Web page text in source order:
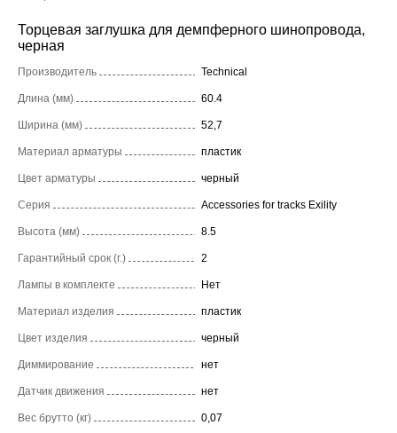
Торцевая заглушка для демпферного шинопровода,
черная
Производитель Technical
Длина (мм) 60.4
Ширина (мм) 52,7
Материал арматуры пластик
Цвет арматуры черный
Серия Accessories for tracks Exility
Высота (мм) 8.5
Гарантийный срок (г.) 2
Лампы в комплекте Нет
Материал изделия пластик
Цвет изделия черный
Диммирование нет
Датчик движения нет
Вес брутто (кг) 0,07